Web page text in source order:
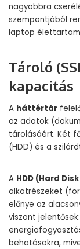
nagyobbra
szempontjából
laptop
Tároló
kapacitás
A háttértár
az adatok
tárolásáért. Két
(HDD) és a
A HDD (Hard
alkatrészeket
előnye az
viszont
behatásokra,